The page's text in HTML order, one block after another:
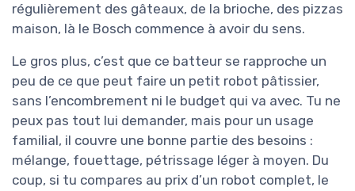
régulièrement des gâteaux, de la brioche, des pizzas
maison, là le Bosch commence à avoir du sens.
Le gros plus, c’est que ce batteur se rapproche un
peu de ce que peut faire un petit robot pâtissier,
sans l’encombrement ni le budget qui va avec. Tu ne
peux pas tout lui demander, mais pour un usage
familial, il couvre une bonne partie des besoins :
mélange, fouettage, pétrissage léger à moyen. Du
coup, si tu compares au prix d’un robot complet, le